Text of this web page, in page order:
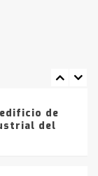
en la
de
del